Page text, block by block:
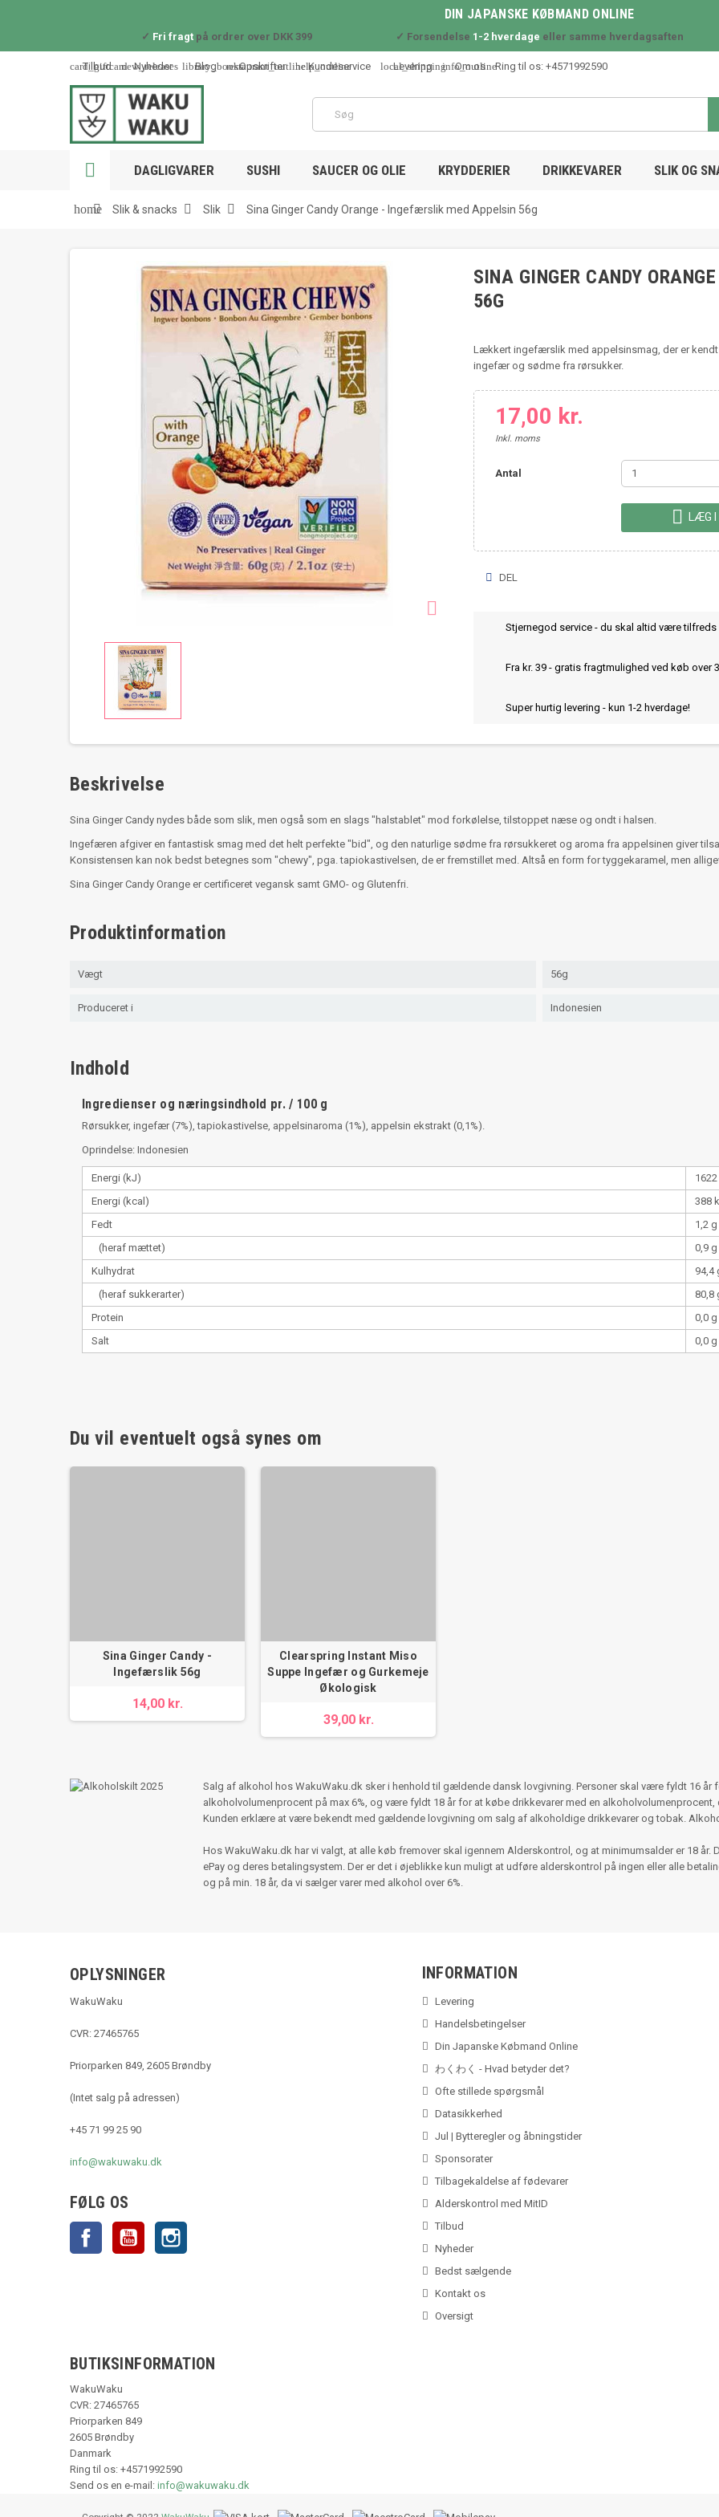
DIN JAPANSKE KØBMAND ONLINE
✓ Fri fragtpå ordrer over DKK 399 ✓ Forsendelse 1-2 hverdage eller samme hverdagsaften
card_giftcard
Tilbud new_releases
Nyheder library_books
Blog restaurant_outline
Opskrifter help_outline
Kundeservice local_shipping
Levering info_outline
Om os Ring til os: +4571992590
 DAGLIGVARER SUSHI SAUCER OG OLIE KRYDDERIER DRIKKEVARER SLIK OG
home
 Slik & snacks  Slik  Sina Ginger Candy Orange - Ingefærslik med Appelsin 56g

SINA GINGER CANDY
56G
Lækkert ingefærslik med appelsinsmag, der er
ingefær og sødme fra rørsukker.
17,00 kr.
Inkl. moms
Antal
 LÆG
DEL
Stjernegod service - du skal altid være tilfreds
Fra kr. 39 - gratis fragtmulighed ved køb over
Super hurtig levering - kun 1-2 hverdage!
Beskrivelse
Sina Ginger Candy nydes både som slik, men også som en slags "halstablet" mod forkølelse, tilstoppet næse og ondt i halsen.
Ingefæren afgiver en fantastisk smag med det helt perfekte "bid", og den naturlige sødme fra rørsukkeret og aroma fra appelsinen giver
Konsistensen kan nok bedst betegnes som "chewy", pga. tapiokastivelsen, de er fremstillet med. Altså en form for tyggekaramel, men
Sina Ginger Candy Orange er certificeret vegansk samt GMO- og Glutenfri.
Produktinformation
Vægt 56g
Produceret i Indonesien
Indhold
Ingredienser og næringsindhold pr. / 100 g
Rørsukker, ingefær (7%), tapiokastivelse, appelsinaroma (1%), appelsin ekstrakt (0,1%).
Oprindelse: Indonesien
Energi (kJ)
Energi (kcal)
388
Fedt
1,2 g
(heraf mættet)
0,9 g
Kulhydrat
94,4
(heraf sukkerarter)
80,8
Protein
0,0 g
Salt
0,0 g
Du vil eventuelt også synes om
Sina Ginger Candy -
Ingefærslik 56g
14,00 kr.
Clearspring Instant Miso
Suppe Ingefær og Gurkemeje
Økologisk
39,00 kr.
Salg af alkohol hos WakuWaku.dk sker i henhold til gældende dansk lovgivning. Personer skal være fyldt 16 år
alkoholvolumenprocent på max 6%, og være fyldt 18 år for at købe drikkevarer med en alkoholvolumenprocent,
Kunden erklære at være bekendt med gældende lovgivning om salg af alkoholdige drikkevarer og tobak.
Hos WakuWaku.dk har vi valgt, at alle køb fremover skal igennem Alderskontrol, og at minimumsalder er 18
ePay og deres betalingsystem. Der er det i øjeblikke kun muligt at udføre alderskontrol på ingen eller alle
og på min. 18 år, da vi sælger varer med alkohol over 6%.
OPLYSNINGER
WakuWaku
CVR: 27465765
Priorparken 849, 2605 Brøndby
(Intet salg på adressen)
+45 71 99 25 90
info@wakuwaku.dk
FØLG OS
Facebook YouTube
INFORMATION
Levering
Handelsbetingelser
Din Japanske Købmand Online
わくわく - Hvad betyder det?
Ofte stillede spørgsmål
Datasikkerhed
Jul | Bytteregler og åbningstider
Sponsorater
Tilbagekaldelse af fødevarer
Alderskontrol med MitID
Tilbud
Nyheder
Bedst sælgende
Kontakt os
Oversigt
BUTIKSINFORMATION
WakuWaku
CVR: 27465765
Priorparken 849
2605 Brøndby
Danmark
Ring til os: +4571992590
Send os en e-mail: info@wakuwaku.dk